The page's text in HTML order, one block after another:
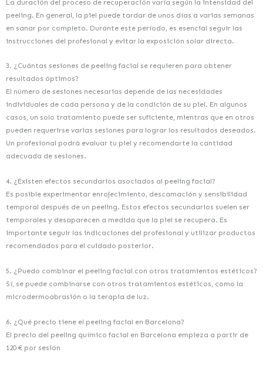
La duración del proceso de recuperación varía según la intensidad del
peeling. En general, la piel puede tardar de unos días a varias semanas
en sanar por completo. Durante este período, es esencial seguir las
instrucciones del profesional y evitar la exposición solar directa.
3. ¿Cuántas sesiones de peeling facial se requieren para obtener
resultados óptimos?
El número de sesiones necesarias depende de las necesidades
individuales de cada persona y de la condición de su piel. En algunos
casos, un solo tratamiento puede ser suficiente, mientras que en otros
pueden requerirse varias sesiones para lograr los resultados deseados.
Un profesional podrá evaluar tu piel y recomendarte la cantidad
adecuada de sesiones.
4. ¿Existen efectos secundarios asociados al peeling facial?
Es posible experimentar enrojecimiento, descamación y sensibilidad
temporal después de un peeling. Estos efectos secundarios suelen ser
temporales y desaparecen a medida que la piel se recupera. Es
importante seguir las indicaciones del profesional y utilizar productos
recomendados para el cuidado posterior.
5. ¿Puedo combinar el peeling facial con otros tratamientos estéticos?
Sí, se puede combinarse con otros tratamientos estéticos, como la
microdermoabrasión o la terapia de luz.
6. ¿Qué precio tiene el peeling facial en Barcelona?
El precio del peeling químico facial en Barcelona empieza a partir de
120 € por sesión